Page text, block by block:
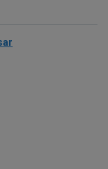
электрики